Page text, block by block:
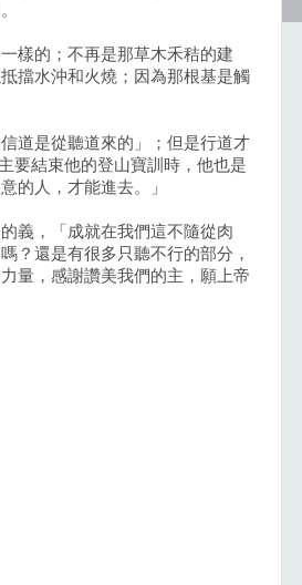
樣的；不再是那草木禾秸的建
擋水沖和火燒；因為那根基是觸
道是從聽道來的」；但是行道才
要結束他的登山寶訓時，他也是
的人，才能進去。」
義，「成就在我們這不隨從肉
？還是有很多只聽不行的部分，
量，感謝讚美我們的主，願上帝